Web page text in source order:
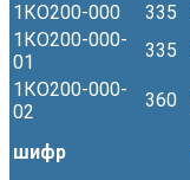
1КО200-000
335
1КО200-000-
01
335
1КО200-000-
02
360
шифр